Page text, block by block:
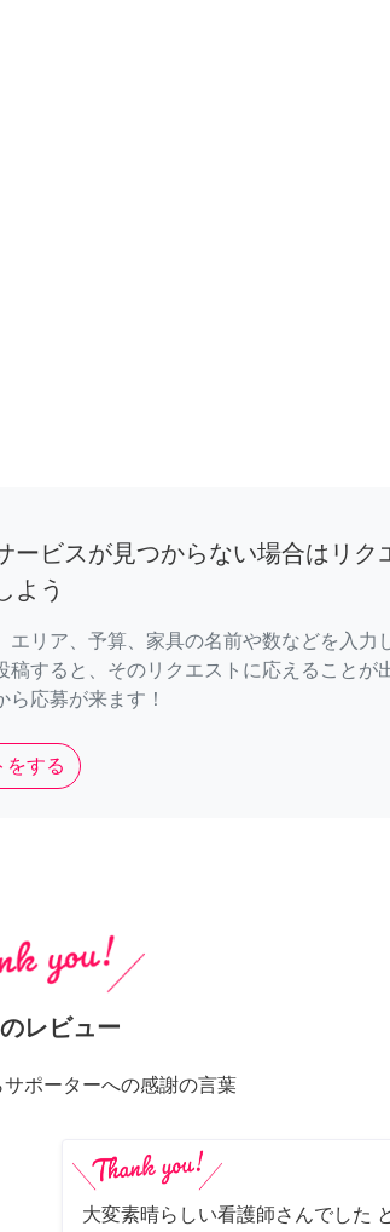
ービスが見つからない場合はリク
よう
エリア、予算、家具の名前や数などを入力
稿すると、そのリクエストに応えることが
ら応募が来ます！
をする
レビュー
ポーターへの感謝の言葉
大変素晴らしい看護師さんでした